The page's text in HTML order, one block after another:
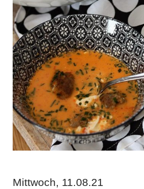
Mittwoch, 11.08.21